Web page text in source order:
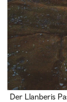
Der Llanberis